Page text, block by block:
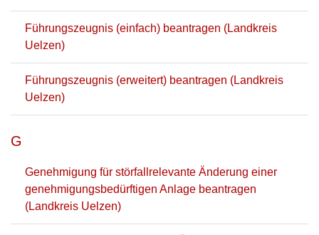
Führungszeugnis (einfach) beantragen (Landkreis
Uelzen)
Führungszeugnis (erweitert) beantragen (Landkreis
Uelzen)
G
Genehmigung für störfallrelevante Änderung einer
genehmigungsbedürftigen Anlage beantragen
(Landkreis Uelzen)